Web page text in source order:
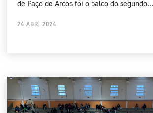
de Paço de Arcos foi o palco do segundo...
24 ABR, 2024